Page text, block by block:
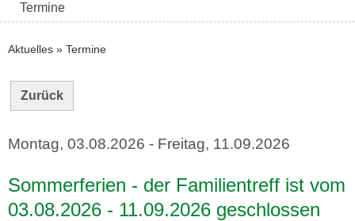
Termine
Aktuelles » Termine
Zurück
Montag, 03.08.2026 - Freitag, 11.09.2026
Sommerferien - der Familientreff ist vom
03.08.2026 - 11.09.2026 geschlossen